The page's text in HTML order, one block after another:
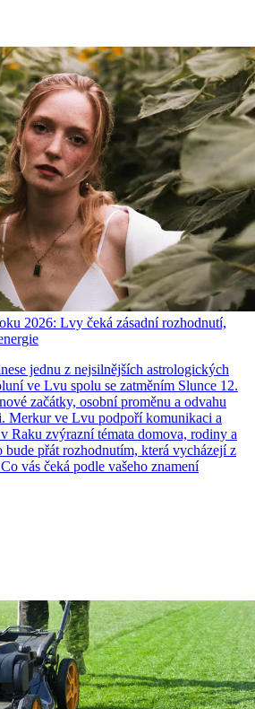
2026: Lvy čeká zásadní rozhodnutí,
jednu z nejsilnějších astrologických
ve Lvu spolu se zatměním Slunce 12.
začátky, osobní proměnu a odvahu
Merkur ve Lvu podpoří komunikaci a
Raku zvýrazní témata domova, rodiny a
bude přát rozhodnutím, která vycházejí z
vás čeká podle vašeho znamení